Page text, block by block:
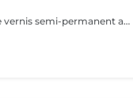
Optez pour notre service de dépose de vernis semi-permanent avec 4 options adaptées à vos besoins : 1. Dépose simple : Retrait de l'ancien vernis semi-permanent.